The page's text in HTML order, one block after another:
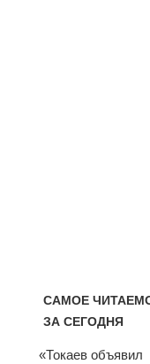
САМОЕ
ЗА СЕГОДНЯ
«Токаев объявил